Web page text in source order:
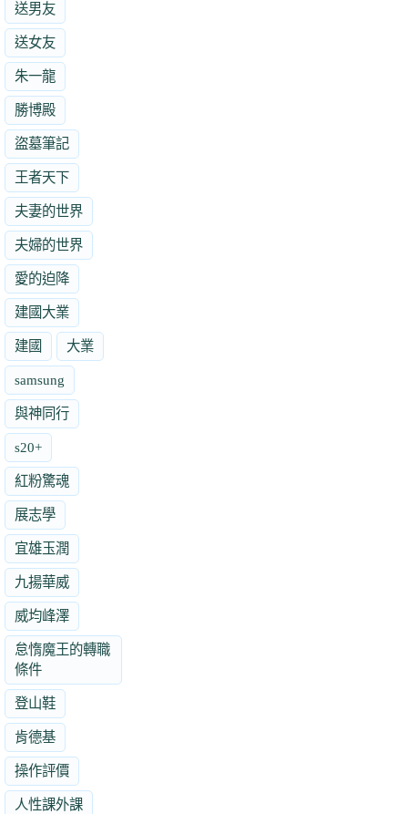
送男友
送女友
朱一龍
勝博殿
盜墓筆記
王者天下
夫妻的世界
夫婦的世界
愛的迫降
建國大業
建國 大業
samsung
與神同行
s20+
紅粉驚魂
展志學
宜雄玉潤
九揚華威
威均峰澤
怠惰魔王的轉職
條件
登山鞋
肯德基
操作評價
人性課外課